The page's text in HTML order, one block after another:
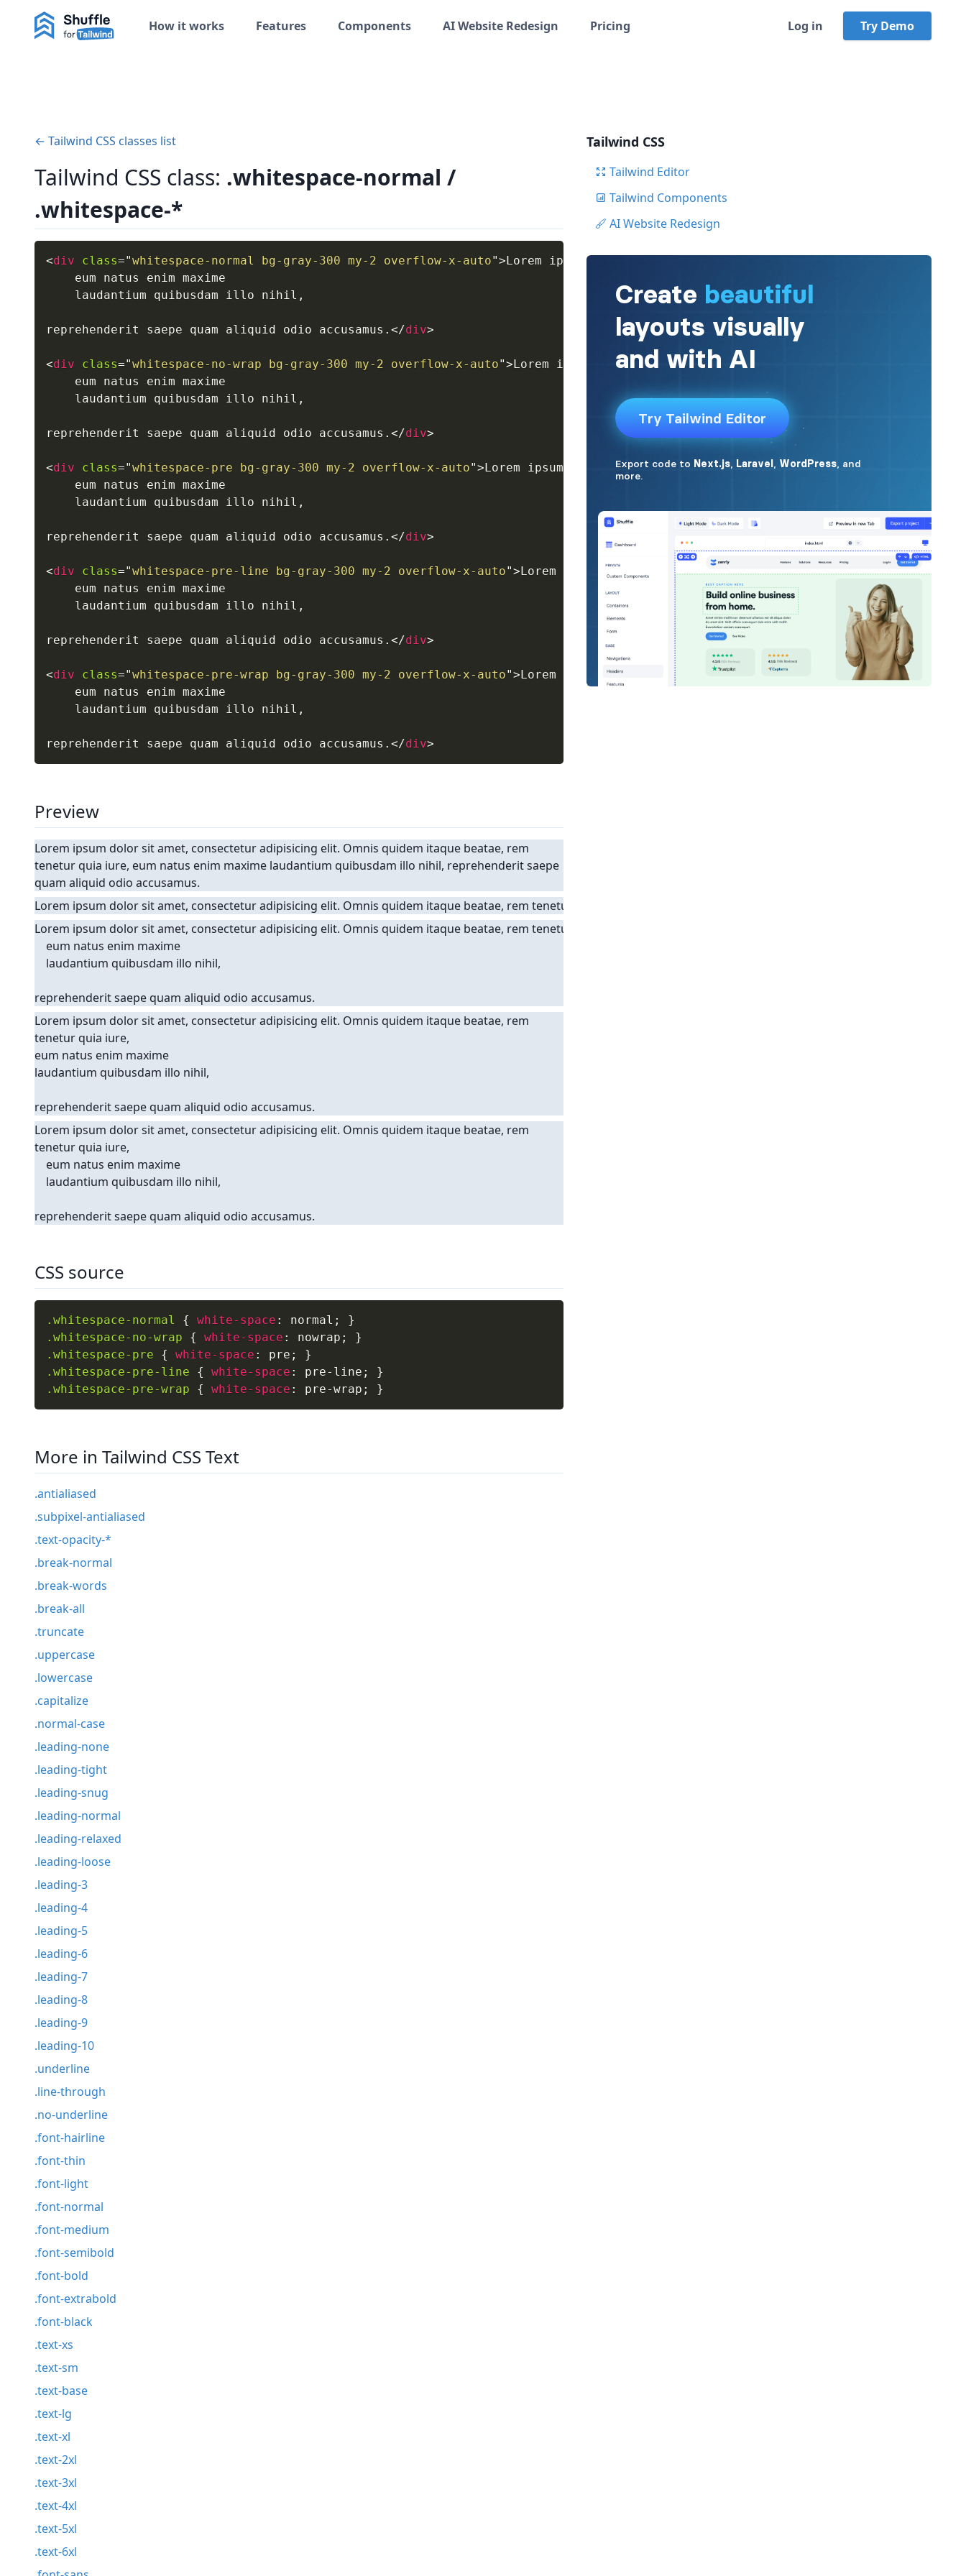
How it works Features Components AI Website Redesign Pricing Log in Try Demo
← Tailwind CSS classes list
Tailwind CSS class: .whitespace-normal /
.whitespace-*
<div class="whitespace-normal bg-gray-300 my-2 overflow-x-auto">Lorem ipsum dolor sit amet, consectetur adipisicing elit.
    eum natus enim maxime
    laudantium quibusdam illo nihil,
reprehenderit saepe quam aliquid odio accusamus. </div>
<div class="whitespace-no-wrap bg-gray-300 my-2 overflow-x-auto">Lorem ipsum dolor sit amet, consectetur adipisicing elit.
    eum natus enim maxime
    laudantium quibusdam illo nihil,
reprehenderit saepe quam aliquid odio accusamus. </div>
<div class="whitespace-pre bg-gray-300 my-2 overflow-x-auto">Lorem ipsum dolor sit amet, consectetur adipisicing elit. Omnis
    eum natus enim maxime
    laudantium quibusdam illo nihil,
reprehenderit saepe quam aliquid odio accusamus. </div>
<div class="whitespace-pre-line bg-gray-300 my-2 overflow-x-auto">Lorem ipsum dolor sit amet, consectetur adipisicing elit.
    eum natus enim maxime
    laudantium quibusdam illo nihil,
reprehenderit saepe quam aliquid odio accusamus. </div>
<div class="whitespace-pre-wrap bg-gray-300 my-2 overflow-x-auto">Lorem ipsum dolor sit amet, consectetur adipisicing elit.
    eum natus enim maxime
    laudantium quibusdam illo nihil,
reprehenderit saepe quam aliquid odio accusamus. </div>
Preview
Lorem ipsum dolor sit amet, consectetur adipisicing elit. Omnis quidem itaque beatae, rem
tenetur quia iure, eum natus enim maxime laudantium quibusdam illo nihil, reprehenderit saepe
quam aliquid odio accusamus.
Lorem ipsum dolor sit amet, consectetur adipisicing elit. Omnis quidem itaque beatae, rem tenetur quia iure, eum natus enim maxime laudantium quibusdam illo nihil,
Lorem ipsum dolor sit amet, consectetur adipisicing elit. Omnis quidem itaque beatae, rem tenetur quia iure,
    eum natus enim maxime
    laudantium quibusdam illo nihil,
reprehenderit saepe quam aliquid odio accusamus.
Lorem ipsum dolor sit amet, consectetur adipisicing elit. Omnis quidem itaque beatae, rem
tenetur quia iure,
eum natus enim maxime
laudantium quibusdam illo nihil,
reprehenderit saepe quam aliquid odio accusamus.
Lorem ipsum dolor sit amet, consectetur adipisicing elit. Omnis quidem itaque beatae, rem
tenetur quia iure,
reprehenderit saepe quam aliquid odio accusamus.
CSS source
.whitespace-normal { white-space : normal ;
}
.whitespace-no-wrap
{ white-space : nowrap ;
}
.whitespace-pre
{ white-space : pre ;
}
.whitespace-pre-line
{ white-space : pre-line ;
}
.whitespace-pre-wrap
{ white-space : pre-wrap ; }
More in Tailwind CSS Text
.antialiased
.subpixel-antialiased
.text-opacity-*
.break-normal
.break-words
.break-all
.truncate
.uppercase
.lowercase
.capitalize
.normal-case
.leading-none
.leading-tight
.leading-snug
.leading-normal
.leading-relaxed
.leading-loose
.leading-3
.leading-4
.leading-5
.leading-6
.leading-7
.leading-8
.leading-9
.leading-10
.underline
.line-through
.no-underline
.font-hairline
.font-thin
.font-light
.font-normal
.font-medium
.font-semibold
.font-bold
.font-extrabold
.font-black
.text-xs
.text-sm
.text-base
.text-lg
.text-xl
.text-2xl
.text-3xl
.text-4xl
.text-5xl
.text-6xl
Tailwind CSS
Tailwind Editor
Tailwind Components
AI Website Redesign